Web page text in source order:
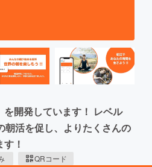
開発しています！ レベル
朝活を促し、よりたくさんの
！
QRコード